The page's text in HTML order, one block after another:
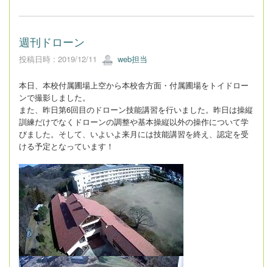
週刊ドローン
投稿日時 : 2019/12/11 web担当
本日、本校付属圃場上空から本校舎方面・付属圃場をトイドロー
ンで撮影しました。
また、昨日第6回目のドローン技能講習を行いました。昨日は操縦
訓練だけでなくドローンの調整や基本操縦以外の操作について学
びました。そして、いよいよ来月には技能講習を終え、認定を受
ける予定となっています！